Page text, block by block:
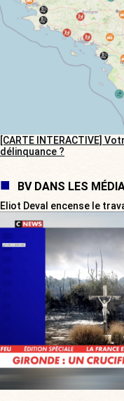
[CARTE INTERACTIVE]
délinquance ?
BV DANS LES
Eliot Deval encense le